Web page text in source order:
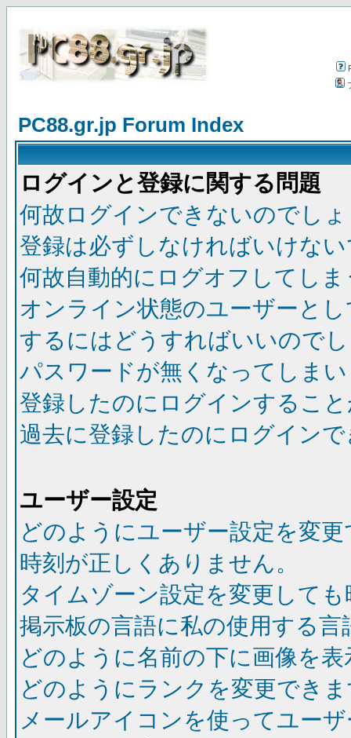
PC88.gr.jp Forum Index
ログインと登録に関する問題
何故ログインできないのでし
登録は必ずしなければいけな
何故自動的にログオフしてし
オンライン状態のユーザーと
するにはどうすればいいので
パスワードが無くなってしま
登録したのにログインするこ
過去に登録したのにログイン
ユーザー設定
どのようにユーザー設定を変
時刻が正しくありません。
タイムゾーン設定を変更して
掲示板の言語に私の使用する
どのように名前の下に画像を
どのようにランクを変更でき
メールアイコンを使ってユー